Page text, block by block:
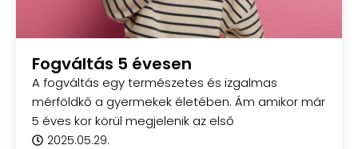
Fogváltás 5 évesen
A fogváltás egy természetes és izgalmas
mérföldkő a gyermekek életében. Ám amikor már
5 éves kor körül megjelenik az első
2025.05.29.